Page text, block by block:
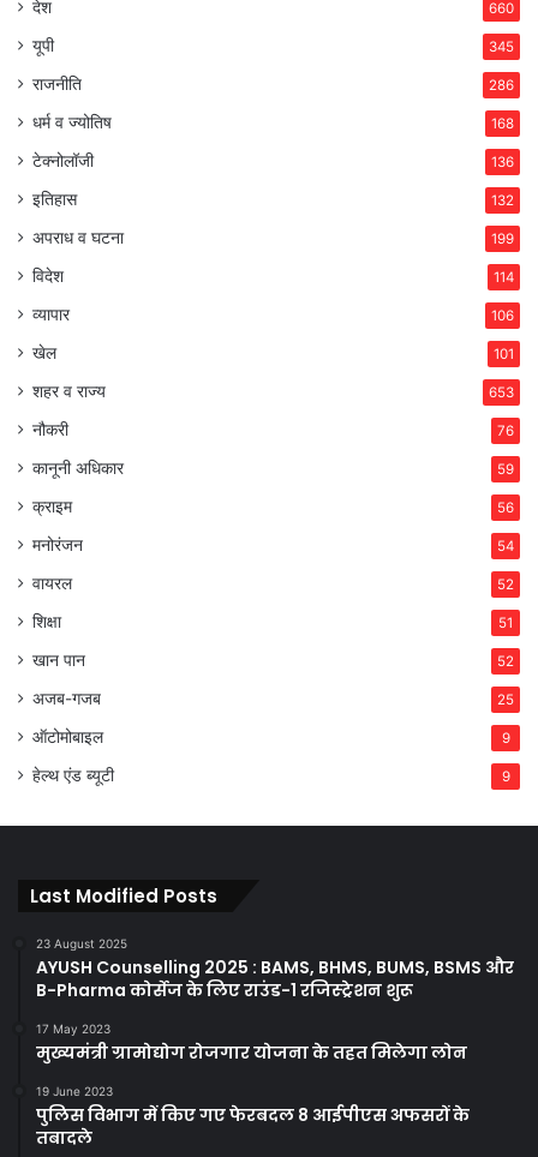
देश 660
यूपी 345
राजनीति 286
धर्म व ज्योतिष 168
टेक्नोलॉजी 136
इतिहास 132
अपराध व घटना 199
विदेश 114
व्यापार 106
खेल 101
शहर व राज्य 653
नौकरी 76
कानूनी अधिकार 59
क्राइम 56
मनोरंजन 54
वायरल 52
शिक्षा 51
खान पान 52
अजब-गजब 25
ऑटोमोबाइल 9
हेल्थ एंड ब्यूटी 9
Last Modified Posts
23 August 2025
AYUSH Counselling 2025 : BAMS, BHMS, BUMS, BSMS और
B-Pharma कोर्सेज के लिए राउंड-1 रजिस्ट्रेशन शुरू
17 May 2023
मुख्यमंत्री ग्रामोद्योग रोजगार योजना के तहत मिलेगा लोन
19 June 2023
पुलिस विभाग में किए गए फेरबदल 8 आईपीएस अफसरों के
तबादले